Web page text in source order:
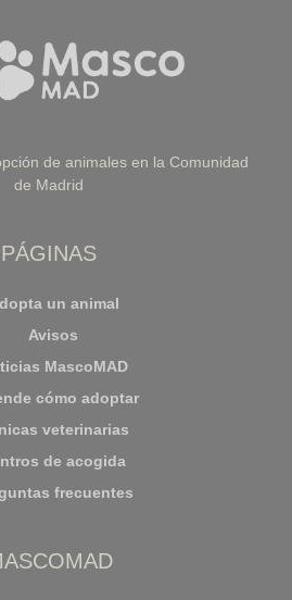
de animales en la Comunidad
de Madrid
PÁGINAS
un animal
Avisos
MascoMAD
cómo adoptar
veterinarias
de acogida
frecuentes